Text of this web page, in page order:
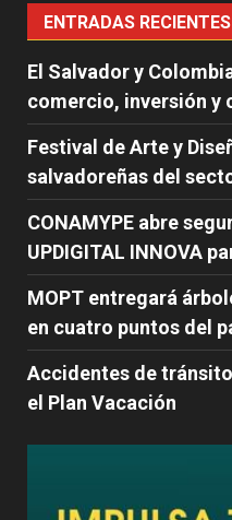
ENTRADAS RECIENTES
El Salvador y
comercio, inversión y
Festival de Arte y
salvadoreñas del
CONAMYPE abre
UPDIGITAL INNOVA
MOPT entregará
en cuatro puntos del
Accidentes de
el Plan Vacación